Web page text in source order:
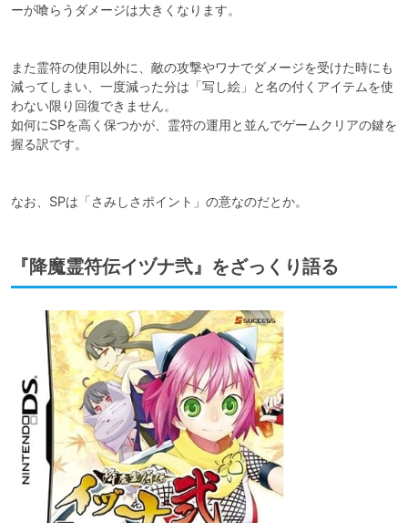
ーが喰らうダメージは大きくなります。
また霊符の使用以外に、敵の攻撃やワナでダメージを受けた時にも
減ってしまい、一度減った分は「写し絵」と名の付くアイテムを使
わない限り回復できません。
如何にSPを高く保つかが、霊符の運用と並んでゲームクリアの鍵を
握る訳です。
なお、SPは「さみしさポイント」の意なのだとか。
『降魔霊符伝イヅナ弐』をざっくり語る